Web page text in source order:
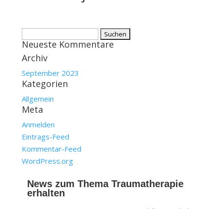
nach:
Neueste Kommentare
Archiv
September 2023
Kategorien
Allgemein
Meta
Anmelden
Eintrags-Feed
Kommentar-Feed
WordPress.org
News zum Thema Traumatherapie
erhalten